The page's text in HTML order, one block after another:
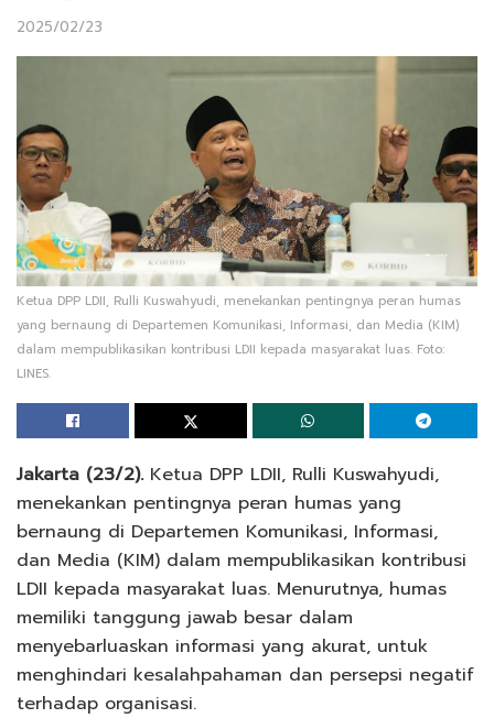
2025/02/23
Ketua DPP LDII, Rulli Kuswahyudi, menekankan pentingnya peran humas
yang bernaung di Departemen Komunikasi, Informasi, dan Media (KIM)
dalam mempublikasikan kontribusi LDII kepada masyarakat luas. Foto:
LINES.
Jakarta (23/2).Ketua DPP LDII, Rulli Kuswahyudi,
menekankan pentingnya peran humas yang
bernaung di Departemen Komunikasi, Informasi,
dan Media (KIM) dalam mempublikasikan kontribusi
LDII kepada masyarakat luas. Menurutnya, humas
memiliki tanggung jawab besar dalam
menyebarluaskan informasi yang akurat, untuk
menghindari kesalahpahaman dan persepsi negatif
terhadap organisasi.